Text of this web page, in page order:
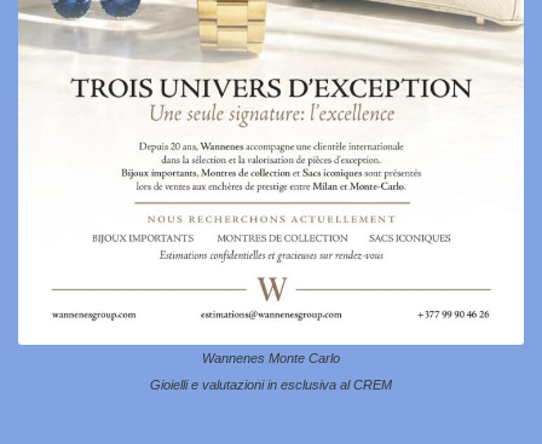
Wannenes Monte Carlo
Gioielli e valutazioni in esclusiva al CREM